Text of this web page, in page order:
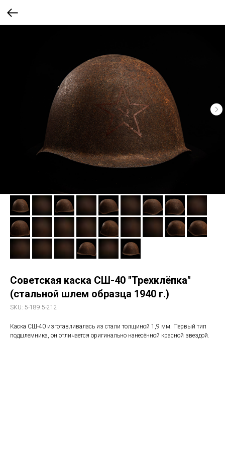
Советская каска СШ-40 "Трехклёпка"
(стальной шлем образца 1940 г.)
SKU: 5-189.5-212
Каска СШ-40 изготавливалась из стали толщиной 1,9 мм. Первый тип
подшлемника, он отличается оригинально нанесённой красной звездой.